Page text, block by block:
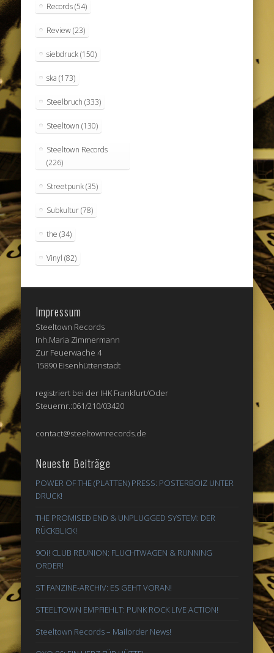
Records(54)
Review(23)
siebdruck(150)
ska (173)
Steelbruch (333)
Steeltown (130)
Steeltown Records
(226)
Streetpunk(35)
Subkultur(78)
the (34)
Vinyl (82)
Impressum
Steeltown Records
Inh.Maria Zimmermann
Zur Feuerwache 4
15890 Eisenhüttenstadt
registriert bei der IHK Frankfurt/Oder
Steuernr.:061/210/03420
contact@steeltownrecords.de
Neueste Beiträge
POWER OF THE (PLATTEN) PRESS: POSTERBOIZ UNTER
DRUCK!
THE PROMISED END & UNPLUGGED SYSTEM: DER
RÜCKBLICK!
9Oi! CLUB REUNION: FLUCHTWAGEN & RUNNING
ORDER!
ST FANZINE-ARCHIV: ES GEHT VORAN!
STEELTOWN EMPFIEHLT: PUNK ROCK LIVE ACTION!
Steeltown Records – Mailorder News!